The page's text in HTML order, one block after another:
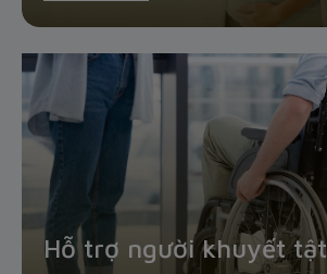
Hỗ trợ người khuyết tật